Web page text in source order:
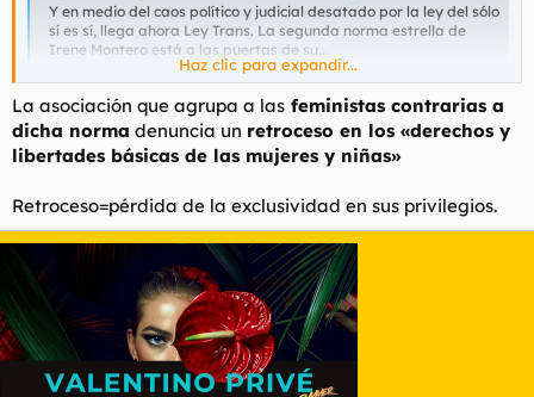
Y en medio del caos político y judicial desatado por la ley del sólo
sí es sí, llega ahora Ley Trans. La segunda norma estrella de
Irene Montero está a las puertas de su...
www.elmundo.esHaz clic para expandir...
La asociación que agrupa a las feministas contrarias a
dicha norma denuncia un retroceso en los «derechos y
libertades básicas de las mujeres y niñas»
Retroceso=pérdida de la exclusividad en sus privilegios.